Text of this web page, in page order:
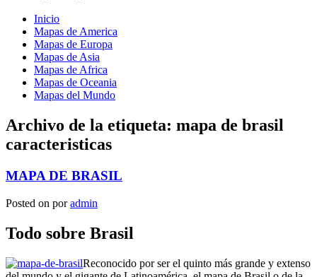
Inicio
Mapas de America
Mapas de Europa
Mapas de Asia
Mapas de Africa
Mapas de Oceania
Mapas del Mundo
Archivo de la etiqueta: mapa de brasil
caracteristicas
MAPA DE BRASIL
Posted on poradmin
Todo sobre Brasil
Reconocido por ser el quinto más grande y extenso